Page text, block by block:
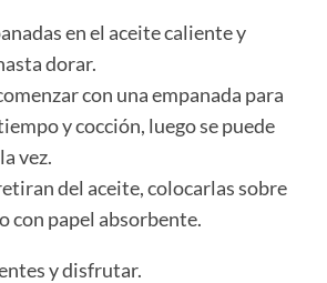
en el aceite caliente y
dorar.
con una empanada para
y cocción, luego se puede
vez.
del aceite, colocarlas sobre
con papel absorbente.
y disfrutar.